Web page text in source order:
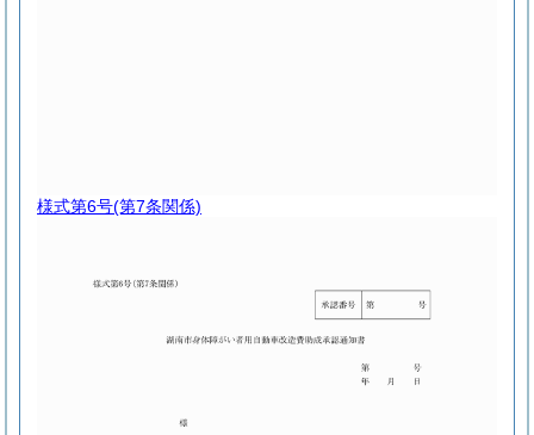
様式第6号(第7条関係)